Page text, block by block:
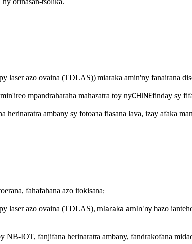
laser azo ovaina (TDLAS)) miaraka amin'ny fanairana
mpandraharaha mahazatra toy nyCHINEfinday sy
ambany sy fotoana fiasana lava, izay afaka
fahafahana azo itokisana;
laser azo ovaina (TDLAS), miaraka amin'ny hazo
NB-IOT, fanjifana herinaratra ambany, fandrakofana